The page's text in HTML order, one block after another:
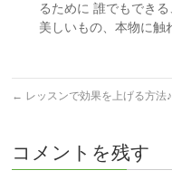
るために 誰でもでき
美しいもの、本物に触
← レッスンで効果を上げる方法♪
コメントを残す